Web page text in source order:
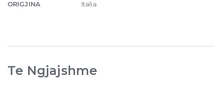
ORIGJINA Italia
Te Ngjajshme